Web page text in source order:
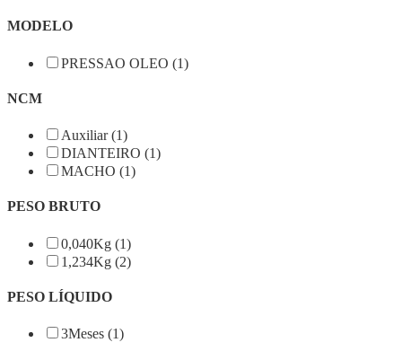
MODELO
PRESSAO OLEO (1)
NCM
Auxiliar (1)
DIANTEIRO (1)
MACHO (1)
PESO BRUTO
0,040Kg (1)
1,234Kg (2)
PESO LÍQUIDO
3Meses (1)